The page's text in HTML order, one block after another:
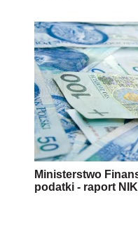
Ministerstwo
podatki - raport NIK